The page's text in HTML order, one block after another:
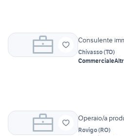
Consulente
Chivasso(TO)
Commerciale
Operaio/a
Rovigo(RO)